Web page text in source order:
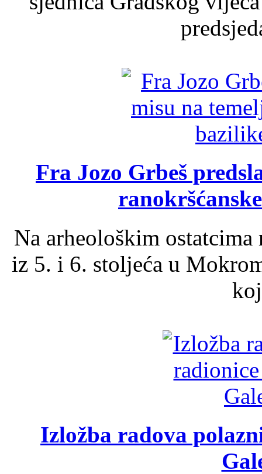
Fra Jozo Grbeš
Na arheološkim
iz 5. i 6. stoljeća u
Izložba radova